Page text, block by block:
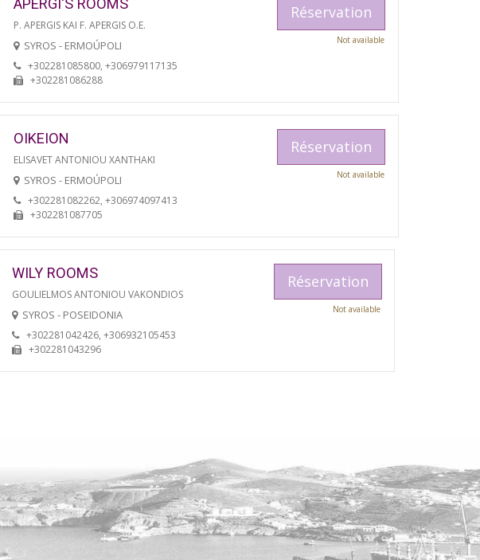
APERGI'S ROOMS
P. APERGIS KAI F. APERGIS O.E.
SYROS - ERMOÚPOLI
+302281085800, +306979117135
+302281086288
Réservation
Not available
OIKEION
ELISAVET ANTONIOU XANTHAKI
SYROS - ERMOÚPOLI
+302281082262, +306974097413
+302281087705
Réservation
Not available
WILY ROOMS
GOULIELMOS ANTONIOU VAKONDIOS
SYROS - POSEIDONIA
+302281042426, +306932105453
+302281043296
Réservation
Not available